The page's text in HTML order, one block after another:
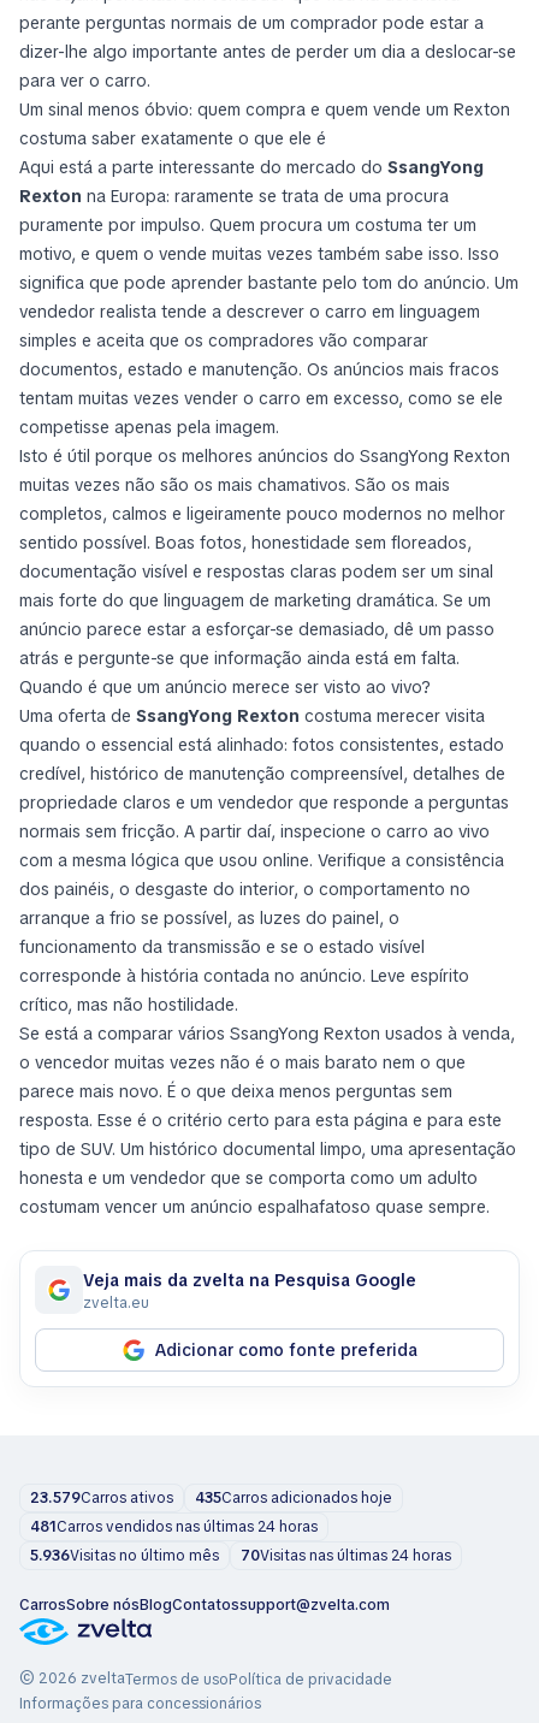
perante perguntas normais de um comprador pode estar a
dizer-lhe algo importante antes de perder um dia a deslocar-se
para ver o carro.
Um sinal menos óbvio: quem compra e quem vende um Rexton
costuma saber exatamente o que ele é
Aqui está a parte interessante do mercado do SsangYong
Rexton na Europa: raramente se trata de uma procura
puramente por impulso. Quem procura um costuma ter um
motivo, e quem o vende muitas vezes também sabe isso. Isso
significa que pode aprender bastante pelo tom do anúncio. Um
vendedor realista tende a descrever o carro em linguagem
simples e aceita que os compradores vão comparar
documentos, estado e manutenção. Os anúncios mais fracos
tentam muitas vezes vender o carro em excesso, como se ele
competisse apenas pela imagem.
Isto é útil porque os melhores anúncios do SsangYong Rexton
muitas vezes não são os mais chamativos. São os mais
completos, calmos e ligeiramente pouco modernos no melhor
sentido possível. Boas fotos, honestidade sem floreados,
documentação visível e respostas claras podem ser um sinal
mais forte do que linguagem de marketing dramática. Se um
anúncio parece estar a esforçar-se demasiado, dê um passo
atrás e pergunte-se que informação ainda está em falta.
Quando é que um anúncio merece ser visto ao vivo?
Uma oferta de SsangYong Rexton costuma merecer visita
quando o essencial está alinhado: fotos consistentes, estado
credível, histórico de manutenção compreensível, detalhes de
propriedade claros e um vendedor que responde a perguntas
normais sem fricção. A partir daí, inspecione o carro ao vivo
com a mesma lógica que usou online. Verifique a consistência
dos painéis, o desgaste do interior, o comportamento no
arranque a frio se possível, as luzes do painel, o
funcionamento da transmissão e se o estado visível
corresponde à história contada no anúncio. Leve espírito
crítico, mas não hostilidade.
Se está a comparar vários SsangYong Rexton usados à venda,
o vencedor muitas vezes não é o mais barato nem o que
parece mais novo. É o que deixa menos perguntas sem
resposta. Esse é o critério certo para esta página e para este
tipo de SUV. Um histórico documental limpo, uma apresentação
honesta e um vendedor que se comporta como um adulto
costumam vencer um anúncio espalhafatoso quase sempre.
Veja mais da zvelta na Pesquisa Google
zvelta.eu
Adicionar como fonte preferida
23.579Carros ativos 435Carros adicionados hoje
481Carros vendidos nas últimas 24 horas
5.936Visitas no último mês 70Visitas nas últimas 24 horas
CarrosSobre nósBlogContatossupport@zvelta.com
© 2026 zveltaTermos de usoPolítica de privacidade
Informações para concessionários